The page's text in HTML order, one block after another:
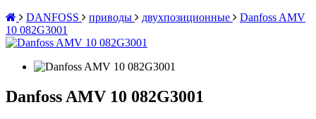
DANFOSS
приводы двухпозиционные
Danfoss AMV
10 082G3001
Danfoss AMV 10 082G3001